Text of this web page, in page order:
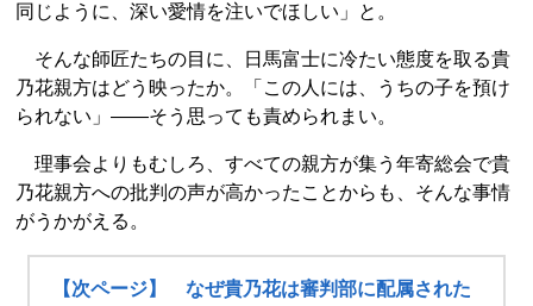
同じように、深い愛情を注いでほしい」と。
そんな師匠たちの目に、日馬富士に冷たい態度を取る貴
乃花親方はどう映ったか。「この人には、うちの子を預け
られない」――そう思っても責められまい。
理事会よりもむしろ、すべての親方が集う年寄総会で貴
乃花親方への批判の声が高かったことからも、そんな事情
がうかがえる。
【次ページ】 なぜ貴乃花は審判部に配属された